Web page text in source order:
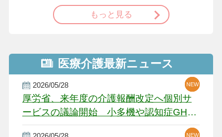
もっと見る
医療介護最新ニュース
2026/05/28
厚労省、来年度の介護報酬改定へ個別サ
ービスの議論開始 小多機や認知症GH、
厳しい経営環境に危機感
NEW
NEW
NEW
NEW
NEW